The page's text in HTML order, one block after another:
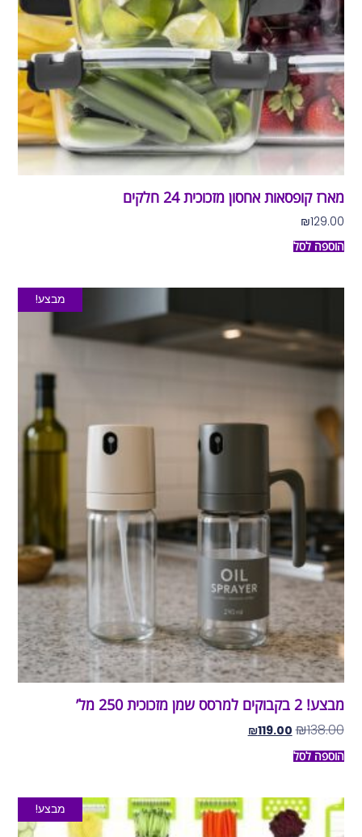
מארז קופסאות אחסון מזכוכית 24 חלקים
₪129.00
הוספה לסל
מבצע!
מבצע! 2 בקבוקים למרסס שמן מזכוכית 250 מל’
₪138.00
₪119.00
הוספה לסל
מבצע!